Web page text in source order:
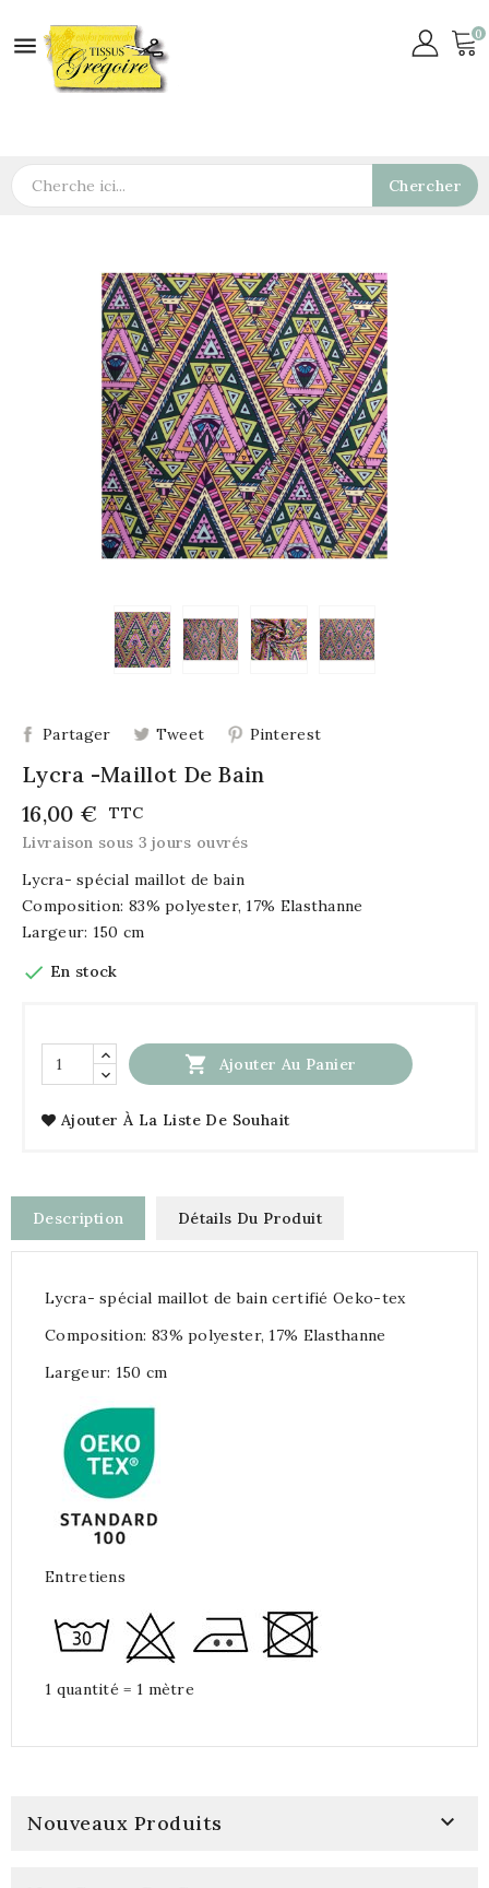
 0
Chercher
Partager Tweet Pinterest
Lycra -maillot De Bain
16,00 €
TTC
Livraison sous 3 jours ouvrés
Lycra- spécial maillot de bain
Composition: 83% polyester, 17% Elasthanne
Largeur: 150 cm
 En stock
 Ajouter Au Panier
Ajouter À La Liste De Souhait
Description Détails Du Produit
Lycra- spécial maillot de bain certifié Oeko-tex
Composition: 83% polyester, 17% Elasthanne
Largeur: 150 cm
Entretiens
1 quantité = 1 mètre
Nouveaux Produits 